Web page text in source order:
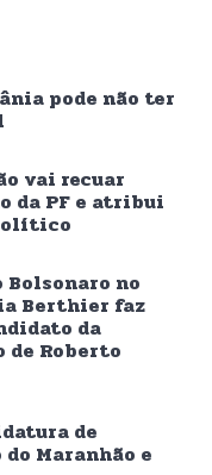
pode não ter
vai recuar
da PF e atribui
Bolsonaro no
Berthier faz
da
de Roberto
de
Maranhão e